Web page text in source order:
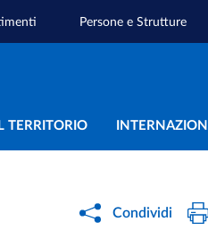
Persone e Strutture
TERRITORIO
Condividi